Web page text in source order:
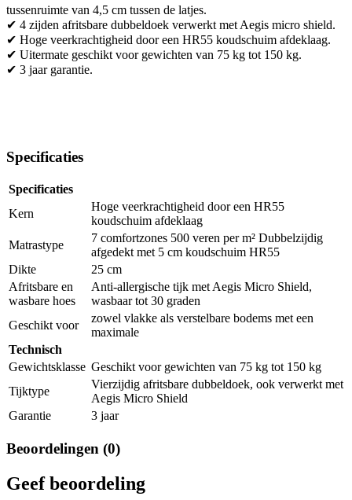
tussenruimte van 4,5 cm tussen de latjes.
✔ 4 zijden afritsbare dubbeldoek verwerkt met Aegis micro shield.
✔ Hoge veerkrachtigheid door een HR55 koudschuim afdeklaag.
✔ Uitermate geschikt voor gewichten van 75 kg tot 150 kg.
✔ 3 jaar garantie.
Specificaties
Specificaties
Kern
Hoge veerkrachtigheid door een HR55
koudschuim afdeklaag
Matrastype
7 comfortzones 500 veren per m² Dubbelzijdig
afgedekt met 5 cm koudschuim HR55
Dikte
25 cm
Afritsbare en
wasbare hoes
Anti-allergische tijk met Aegis Micro Shield,
wasbaar tot 30 graden
Geschikt voor
zowel vlakke als verstelbare bodems met een
maximale
Technisch
Gewichtsklasse Geschikt voor gewichten van 75 kg tot 150 kg
Tijktype
Vierzijdig afritsbare dubbeldoek, ook verwerkt met
Aegis Micro Shield
Garantie
3 jaar
Beoordelingen (0)
Geef beoordeling